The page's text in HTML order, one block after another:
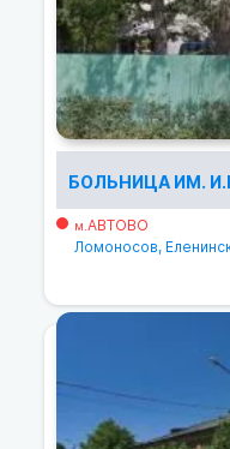
БОЛЬНИЦА ИМ.
м.АВТОВО
Ломоносов,